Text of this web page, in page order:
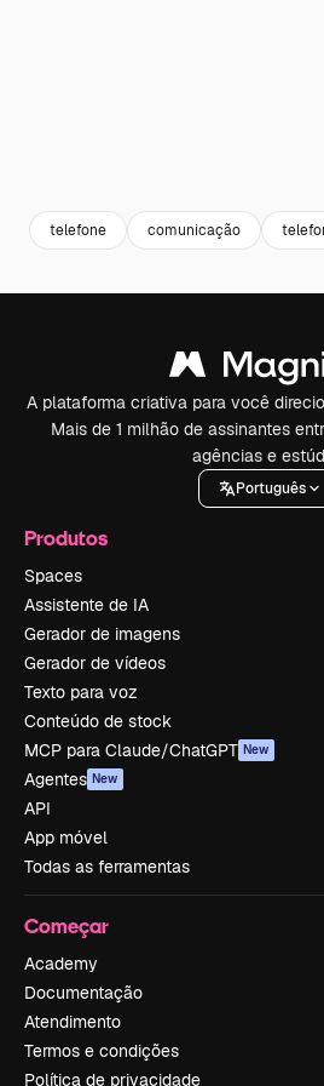
telefone comunicação
A plataforma criativa para você
Mais de 1 milhão de assinantes
agências e
Português
Produtos
Spaces
Assistente de IA
Gerador de imagens
Gerador de vídeos
Texto para voz
Conteúdo de stock
MCP para Claude/ChatGPT New
Agentes New
API
App móvel
Todas as ferramentas
Começar
Academy
Documentação
Atendimento
Termos e condições
Política de privacidade